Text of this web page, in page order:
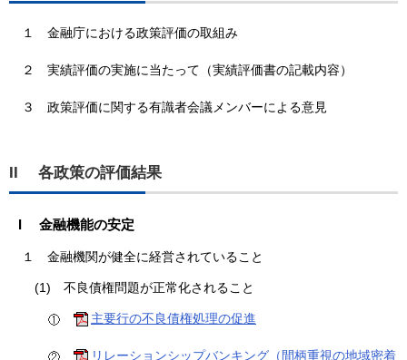
１ 金融庁における政策評価の取組み
２ 実績評価の実施に当たって（実績評価書の記載内容）
３ 政策評価に関する有識者会議メンバーによる意見
II 各政策の評価結果
I 金融機能の安定
１ 金融機関が健全に経営されていること
(1) 不良債権問題が正常化されること
主要行の不良債権処理の促進
リレーションシップバンキング（間柄重視の地域密着